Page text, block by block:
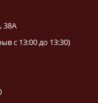
38А
с 13:00 до 13:30)